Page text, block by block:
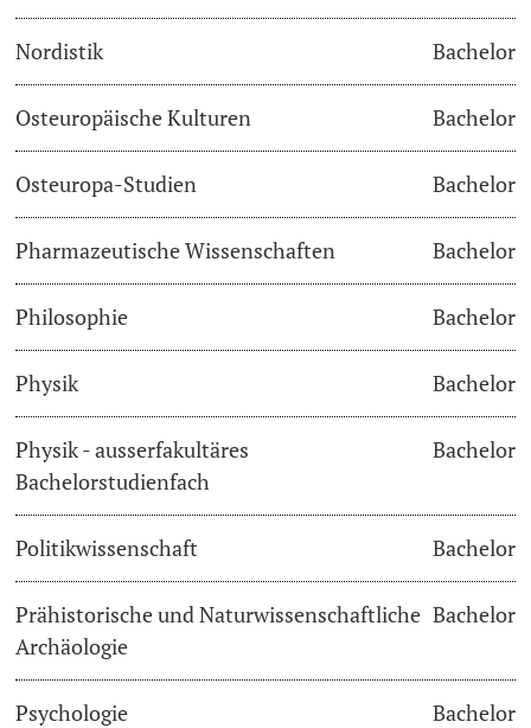
Nordistik Bachelor
Osteuropäische Kulturen Bachelor
Osteuropa-Studien Bachelor
Pharmazeutische Wissenschaften Bachelor
Philosophie Bachelor
Physik Bachelor
Physik - ausserfakultäres
Bachelorstudienfach
Bachelor
Politikwissenschaft Bachelor
Prähistorische und Naturwissenschaftliche
Archäologie
Bachelor
Psychologie Bachelor